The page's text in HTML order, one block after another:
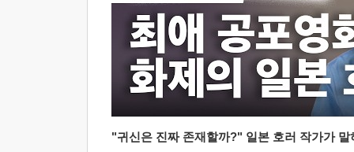
"귀신은 진짜 존재할까?" 일본 호러 작가가